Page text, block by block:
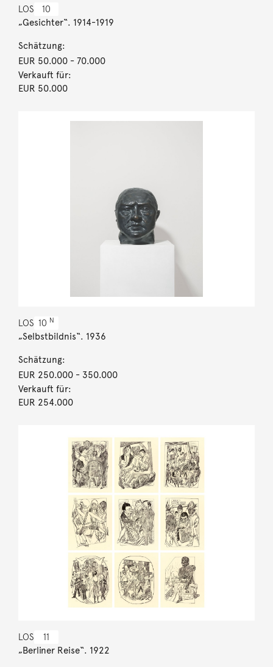
LOS 10
„Gesichter“. 1914-1919
Schätzung:
EUR 50.000- 70.000
Verkauft für:
EUR 50.000
LOS 10 N
„Selbstbildnis“. 1936
Schätzung:
EUR 250.000- 350.000
Verkauft für:
EUR 254.000
LOS 11
„Berliner Reise“. 1922